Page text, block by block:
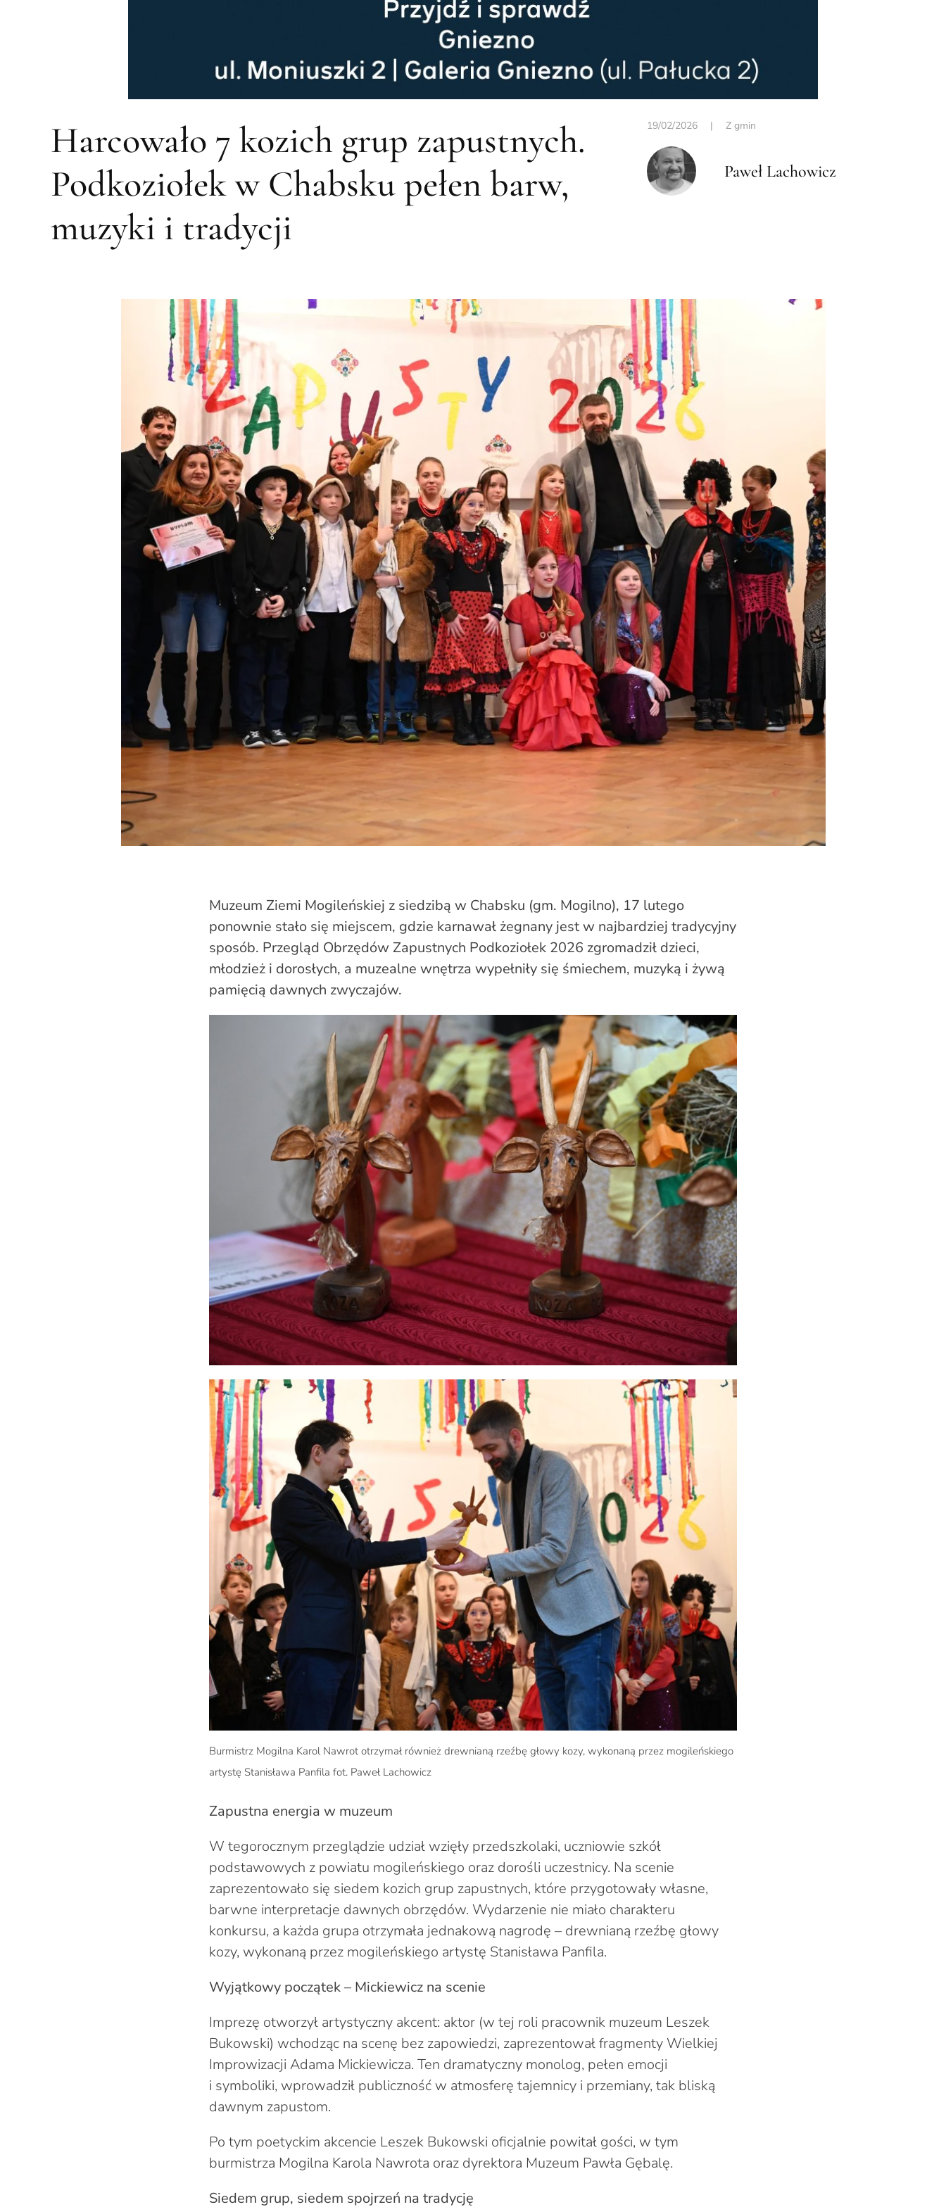
Harcowało 7 kozich grup zapustnych.
Podkoziołek w Chabsku pełen barw,
muzyki i tradycji
19/02/2026| Z gmin
Paweł Lachowicz
Muzeum Ziemi Mogileńskiej z siedzibą w Chabsku (gm. Mogilno), 17 lutego
ponownie stało się miejscem, gdzie karnawał żegnany jest w najbardziej tradycyjny
sposób. Przegląd Obrzędów Zapustnych Podkoziołek 2026 zgromadził dzieci,
młodzież i dorosłych, a muzealne wnętrza wypełniły się śmiechem, muzyką i żywą
pamięcią dawnych zwyczajów.
Burmistrz Mogilna Karol Nawrot otrzymał również drewnianą rzeźbę głowy kozy, wykonaną przez mogileńskiego
artystę Stanisława Panfila fot. Paweł Lachowicz
Zapustna energia w muzeum
W tegorocznym przeglądzie udział wzięły przedszkolaki, uczniowie szkół
podstawowych z powiatu mogileńskiego oraz dorośli uczestnicy. Na scenie
zaprezentowało się siedem kozich grup zapustnych, które przygotowały własne,
barwne interpretacje dawnych obrzędów. Wydarzenie nie miało charakteru
konkursu, a każda grupa otrzymała jednakową nagrodę – drewnianą rzeźbę głowy
kozy, wykonaną przez mogileńskiego artystę Stanisława Panfila.
Wyjątkowy początek – Mickiewicz na scenie
Imprezę otworzył artystyczny akcent: aktor (w tej roli pracownik muzeum Leszek
Bukowski) wchodząc na scenę bez zapowiedzi, zaprezentował fragmenty Wielkiej
Improwizacji Adama Mickiewicza. Ten dramatyczny monolog, pełen emocji
i symboliki, wprowadził publiczność w atmosferę tajemnicy i przemiany, tak bliską
dawnym zapustom.
Po tym poetyckim akcencie Leszek Bukowski oficjalnie powitał gości, w tym
burmistrza Mogilna Karola Nawrota oraz dyrektora Muzeum Pawła Gębalę.
Siedem grup, siedem spojrzeń na tradycję